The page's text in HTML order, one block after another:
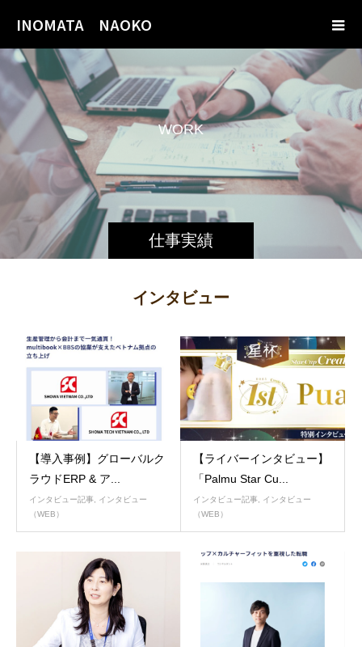
INOMATA NAOKO
仕事実績
WORK
インタビュー
【導入事例】グローバルク
ラウドERP & ア...
インタビュー記事, インタビュー
（WEB）
【ライバーインタビュー】
「Palmu Star Cu...
インタビュー記事, インタビュー
（WEB）